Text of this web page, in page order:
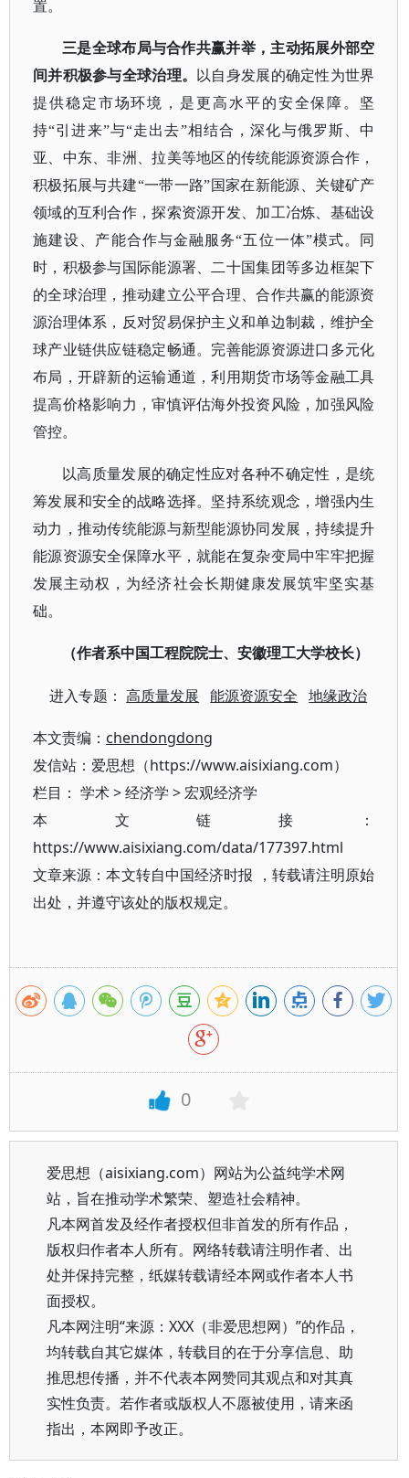
置。
三是全球布局与合作共赢并举，主动拓展外部空
间并积极参与全球治理。
以自身发展的确定性为世界
提供稳定市场环境，是更高水平的安全保障。坚
持“引进来”与“走出去”相结合，深化与俄罗斯、中
亚、中东、非洲、拉美等地区的传统能源资源合作，
积极拓展与共建“一带一路”国家在新能源、关键矿产
领域的互利合作，探索资源开发、加工冶炼、基础设
施建设、产能合作与金融服务“五位一体”模式。同
时，积极参与国际能源署、二十国集团等多边框架下
的全球治理，推动建立公平合理、合作共赢的能源资
源治理体系，反对贸易保护主义和单边制裁，维护全
球产业链供应链稳定畅通。完善能源资源进口多元化
布局，开辟新的运输通道，利用期货市场等金融工具
提高价格影响力，审慎评估海外投资风险，加强风险
管控。
以高质量发展的确定性应对各种不确定性，是统
筹发展和安全的战略选择。坚持系统观念，增强内生
动力，推动传统能源与新型能源协同发展，持续提升
能源资源安全保障水平，就能在复杂变局中牢牢把握
发展主动权，为经济社会长期健康发展筑牢坚实基
础。
（作者系中国工程院院士、安徽理工大学校长）
进入专题：高质量发展 能源资源安全 地缘政治
本文责编： chendongdong
发信站：爱思想（https://www.aisixiang.com）
栏目： 学术>经济学 >宏观经济学
本文链接：
https://www.aisixiang.com/data/177397.html
文章来源：本文转自中国经济时报 ，转载请注明原始
出处，并遵守该处的版权规定。
0
爱思想（aisixiang.com）网站为公益纯学术网
站，旨在推动学术繁荣、塑造社会精神。
凡本网首发及经作者授权但非首发的所有作品，
版权归作者本人所有。网络转载请注明作者、出
处并保持完整，纸媒转载请经本网或作者本人书
面授权。
凡本网注明“来源：XXX（非爱思想网）”的作品，
均转载自其它媒体，转载目的在于分享信息、助
推思想传播，并不代表本网赞同其观点和对其真
实性负责。若作者或版权人不愿被使用，请来函
指出，本网即予改正。